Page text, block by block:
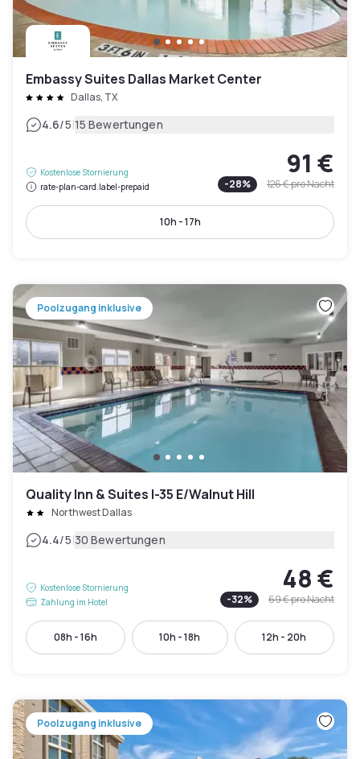
Embassy Suites Dallas Market Center
Dallas, TX
4.6/5|15 Bewertungen
Kostenlose Stornierung
rate-plan-card.label-prepaid
91 €
-28% 126 €pro Nacht
10h - 17h
Poolzugang inklusive
Quality Inn & Suites I-35 E/Walnut Hill
Northwest Dallas
4.4/5|30 Bewertungen
Kostenlose Stornierung
Zahlung im Hotel
48 €
-32% 69 €pro Nacht
08h - 16h 10h - 18h 12h - 20h
Poolzugang inklusive